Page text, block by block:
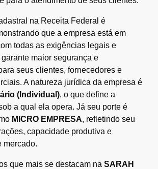
na Receita Federal é
que a empresa está em
todas as exigências legais e
maior segurança e
seus clientes, fornecedores e
A natureza jurídica da empresa é
(Individual), o que define a
a qual ela opera. Já seu porte é
MICRO EMPRESA, refletindo seu
capacidade produtiva e
mercado.
que mais se destacam na SARAH